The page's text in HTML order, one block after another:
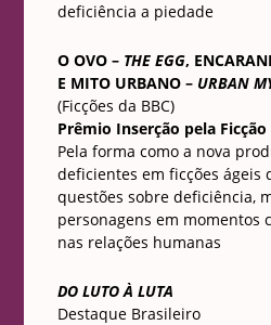
deficiência a piedade
O OVO – THE EGG,
E MITO URBANO –URBAN
(Ficções da BBC)
Prêmio Inserção pela Ficção
Pela forma como a nova
deficientes em ficções ágeis
questões sobre deficiência,
personagens em momentos
nas relações humanas
DO LUTO À LUTA
Destaque Brasileiro